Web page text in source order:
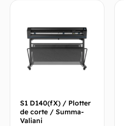
S1 D140(fX) / Plotter
de corte / Summa-
Valiani